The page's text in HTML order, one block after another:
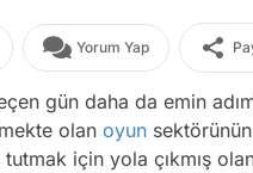
Yorum Yap
gün daha da emin
olan oyun
tutmak için yola çıkmış